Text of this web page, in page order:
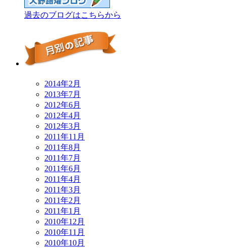
過去のブログはこちらから
2014年2月
2013年7月
2012年6月
2012年4月
2012年3月
2011年11月
2011年8月
2011年7月
2011年6月
2011年4月
2011年3月
2011年2月
2011年1月
2010年12月
2010年11月
2010年10月